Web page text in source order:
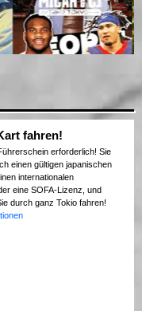
fahren!
erforderlich! Sie
einen gültigen japanischen
internationalen
eine SOFA-Lizenz, und
durch ganz Tokio fahren!